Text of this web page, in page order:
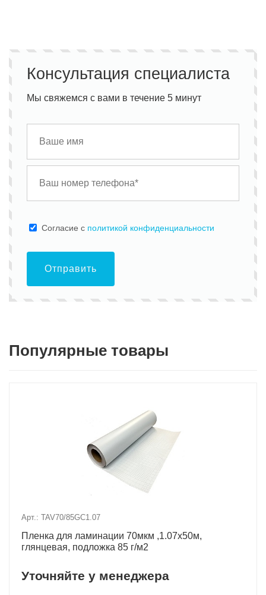
Консультация специалиста
Мы свяжемся с вами в течение 5 минут
Cогласие с политикой конфиденциальности
Отправить
Популярные товары
Арт.: TAV70/85GC1.07
Пленка для ламинации 70мкм ,1.07х50м,
глянцевая, подложка 85 г/м2
Уточняйте у менеджера